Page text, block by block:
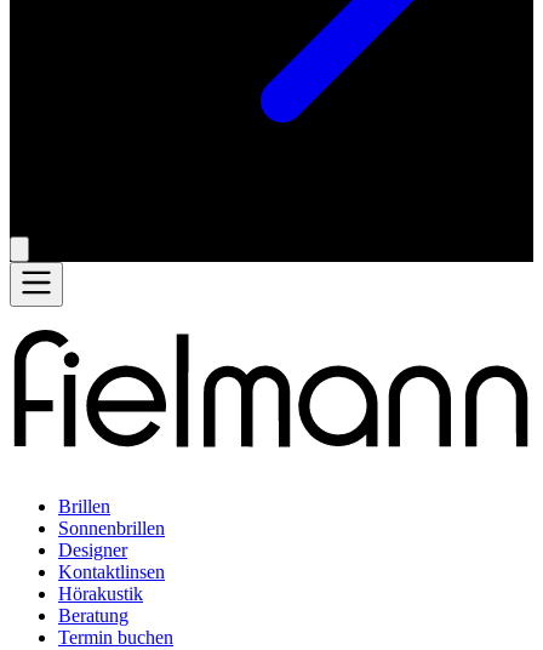
Brillen
Sonnenbrillen
Designer
Kontaktlinsen
Hörakustik
Beratung
Termin buchen